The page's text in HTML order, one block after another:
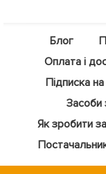
Блог
Оплата і
Підписка
Засоби
Як зробити